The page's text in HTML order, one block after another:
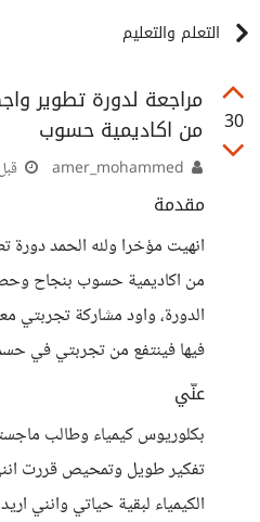
التعلم والتعليم
30
مراجعة لدورة تطوير
من اكاديمية حسوب
قبل 5 سنوات
مقدمة
انهيت مؤخرا ولله الحمد دورة
من اكاديمية حسوب بنجاح
الدورة، واود مشاركة تجربتي
فيها فينتفع من تجربتي في
عنّي
بكلوريوس كيمياء وطالب
تفكير طويل وتمحيص قررت
الكيمياء لبقية حياتي وانني